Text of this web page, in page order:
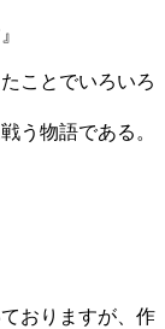
ことでいろいろ
う物語である。
おりますが、作